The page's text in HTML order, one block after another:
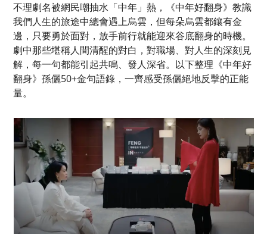
不理劇名被網民嘲抽水「中年」熱，《中年好翻身》教識
我們人生的旅途中總會遇上烏雲，但每朵烏雲都鑲有金
邊，只要勇於面對，放手前行就能迎來谷底翻身的時機。
劇中那些堪稱人間清醒的對白，對職場、對人生的深刻見
解，每一句都能引起共鳴、發人深省。以下整理《中年好
翻身》孫儷50+金句語錄，一齊感受孫儷絕地反擊的正能
量。